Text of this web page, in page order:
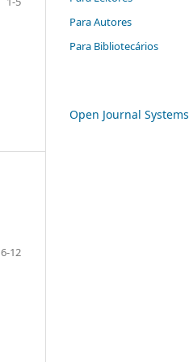
6-12
Para Autores
Para Bibliotecários
Open Journal Systems